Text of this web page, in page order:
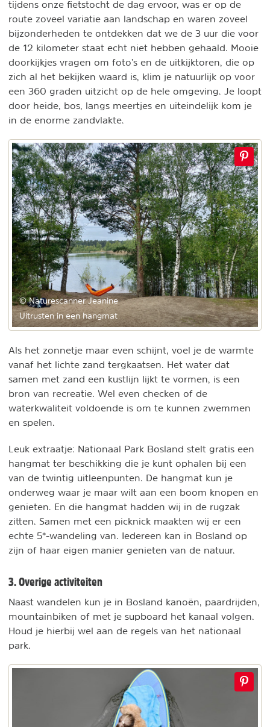
tijdens onze fietstocht de dag ervoor, was er op de
route zoveel variatie aan landschap en waren zoveel
bijzonderheden te ontdekken dat we de 3 uur die voor
de 12 kilometer staat echt niet hebben gehaald. Mooie
doorkijkjes vragen om foto’s en de uitkijktoren, die op
zich al het bekijken waard is, klim je natuurlijk op voor
een 360 graden uitzicht op de hele omgeving. Je loopt
door heide, bos, langs meertjes en uiteindelijk kom je
in de enorme zandvlakte.
© Naturescanner Jeanine
Uitrusten in een hangmat
Als het zonnetje maar even schijnt, voel je de warmte
vanaf het lichte zand tergkaatsen. Het water dat
samen met zand een kustlijn lijkt te vormen, is een
bron van recreatie. Wel even checken of de
waterkwaliteit voldoende is om te kunnen zwemmen
en spelen.
Leuk extraatje: Nationaal Park Bosland stelt gratis een
hangmat ter beschikking die je kunt ophalen bij een
van de twintig uitleenpunten. De hangmat kun je
onderweg waar je maar wilt aan een boom knopen en
genieten. En die hangmat hadden wij in de rugzak
zitten. Samen met een picknick maakten wij er een
echte 5*-wandeling van. Iedereen kan in Bosland op
zijn of haar eigen manier genieten van de natuur.
3. Overige activiteiten
Naast wandelen kun je in Bosland kanoën, paardrijden,
mountainbiken of met je supboard het kanaal volgen.
Houd je hierbij wel aan de regels van het nationaal
park.